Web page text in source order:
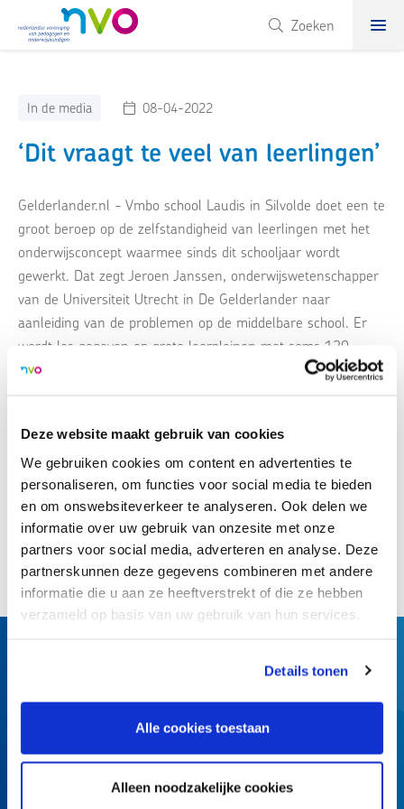
Deze website maakt gebruik van cookies
We gebruiken cookies om content en advertenties te
personaliseren, om functies voor social media te bieden
en om onswebsiteverkeer te analyseren. Ook delen we
informatie over uw gebruik van onzesite met onze
partners voor social media, adverteren en analyse. Deze
partnerskunnen deze gegevens combineren met andere
informatie die u aan ze heeftverstrekt of die ze hebben
verzameld op basis van uw gebruik van hun services.
Details tonen
Alle cookies toestaan
Alleen noodzakelijke cookies
NVO Zoeken
In de media 08-04-2022
‘Dit vraagt te veel van leerlingen’
Gelderlander.nl - Vmbo school Laudis in Silvolde doet een te
groot beroep op de zelfstandigheid van leerlingen met het
onderwijsconcept waarmee sinds dit schooljaar wordt
gewerkt. Dat zegt Jeroen Janssen, onderwijswetenschapper
van de Universiteit Utrecht in De Gelderlander naar
aanleiding van de problemen op de middelbare school. Er
wordt les gegeven op grote leerpleinen met soms 120
scholieren tegelijk. “Ik begrijp dat ouders bezorgd zijn.
Terug naar overzicht
Deel dit artikel:
3527 GV Utrecht